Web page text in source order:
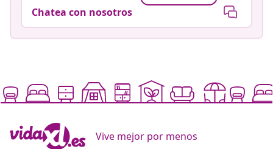
Chatea con nosotros
Vive mejor por menos